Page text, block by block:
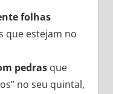
folhas
que estejam no
pedrasque
no seu quintal,